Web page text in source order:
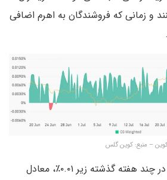
و زمانی که فروشندگان به اهرم اضافی
فاندینگ‌ریت بیت کوین در چند هفته گذشته زیر ۰.۰۱٪، معادل